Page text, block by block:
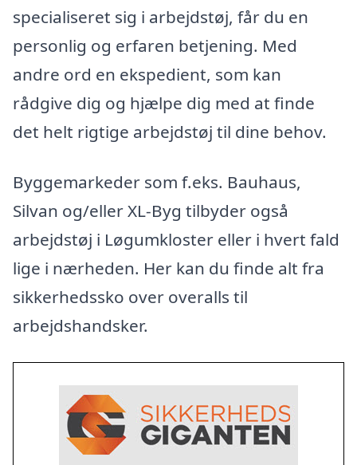
specialiseret sig i arbejdstøj, får du en
personlig og erfaren betjening. Med
andre ord en ekspedient, som kan
rådgive dig og hjælpe dig med at finde
det helt rigtige arbejdstøj til dine behov.
Byggemarkeder som f.eks. Bauhaus,
Silvan og/eller XL-Byg tilbyder også
arbejdstøj i Løgumkloster eller i hvert fald
lige i nærheden. Her kan du finde alt fra
sikkerhedssko over overalls til
arbejdshandsker.